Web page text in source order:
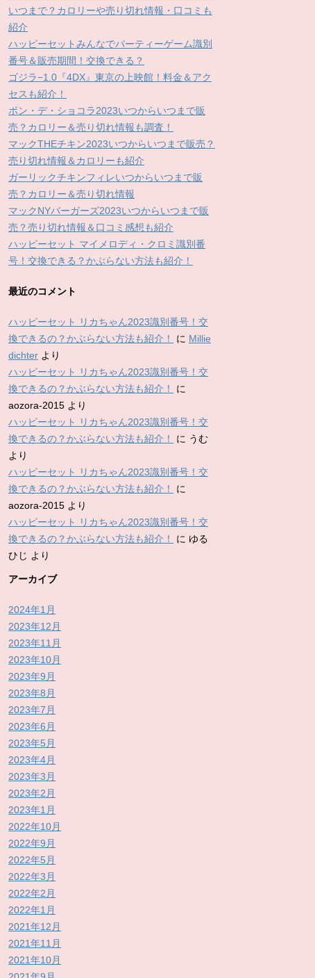
いつまで？カロリーや売り切れ情報・口コミも
紹介
ハッピーセットみんなでパーティーゲーム識別
番号＆販売期間！交換できる？
ゴジラ−1.0『4DX』東京の上映館！料金＆アク
セスも紹介！
ポン・デ・ショコラ2023いつからいつまで販
売？カロリー＆売り切れ情報も調査！
マックTHEチキン2023いつからいつまで販売？
売り切れ情報＆カロリーも紹介
ガーリックチキンフィレいつからいつまで販
売？カロリー＆売り切れ情報
マックNYバーガーズ2023いつからいつまで販
売？売り切れ情報＆口コミ感想も紹介
ハッピーセット マイメロディ・クロミ識別番
号！交換できる？かぶらない方法も紹介！
最近のコメント
ハッピーセット リカちゃん2023識別番号！交
換できるの？かぶらない方法も紹介！
に Millie
dichter より
ハッピーセット リカちゃん2023識別番号！交
換できるの？かぶらない方法も紹介！
に
aozora-2015 より
ハッピーセット リカちゃん2023識別番号！交
換できるの？かぶらない方法も紹介！
に うむ
より
ハッピーセット リカちゃん2023識別番号！交
換できるの？かぶらない方法も紹介！
に
aozora-2015 より
ハッピーセット リカちゃん2023識別番号！交
換できるの？かぶらない方法も紹介！
に ゆる
ひじ より
アーカイブ
2024年1月
2023年12月
2023年11月
2023年10月
2023年9月
2023年8月
2023年7月
2023年6月
2023年5月
2023年4月
2023年3月
2023年2月
2023年1月
2022年10月
2022年9月
2022年5月
2022年3月
2022年2月
2022年1月
2021年12月
2021年11月
2021年10月